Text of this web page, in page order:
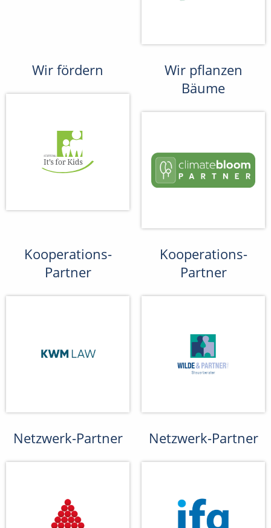
Wir fördern
Wir pflanzen
Bäume
Kooperations-
Partner
Kooperations-
Partner
Netzwerk-Partner Netzwerk-Partner